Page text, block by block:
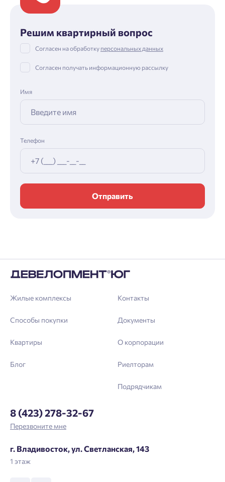
Решим квартирный вопрос
Согласен на обработку персональных данных
Согласен получать информационную рассылку
Имя
Телефон
Отправить
Жилые комплексы
Способы покупки
Квартиры
Блог
Контакты
Документы
О корпорации
Риелторам
Подрядчикам
8 (423) 278-32-67
Перезвоните мне
г. Владивосток, ул. Светланская, 143
1 этаж